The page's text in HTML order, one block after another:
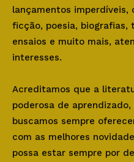
lançamentos
ficção, poesia, biografias,
ensaios e muito mais,
interesses.
Acreditamos que a
poderosa de
buscamos sempre
com as melhores
possa estar sempre por